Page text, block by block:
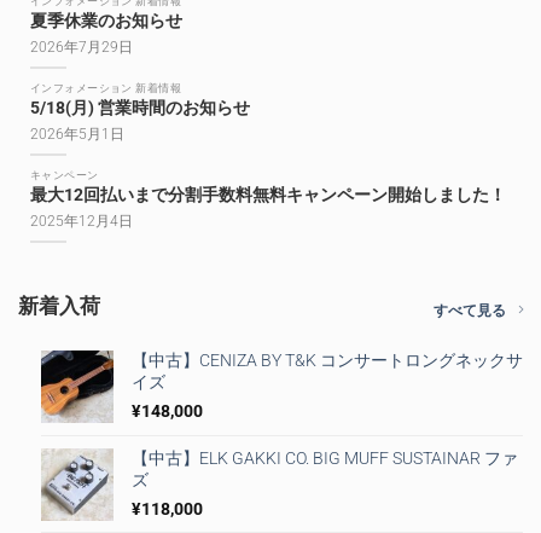
夏季休業のお知らせ
2026年7月29日
インフォメーション 新着情報
5/18(月) 営業時間のお知らせ
2026年5月1日
キャンペーン
最大12回払いまで分割手数料無料キャンペーン開始しました！
2025年12月4日
新着入荷 すべて見る
【中古】CENIZA BY T&K コンサートロングネックサ
イズ
¥148,000
【中古】ELK GAKKI CO. BIG MUFF SUSTAINAR ファ
ズ
¥118,000